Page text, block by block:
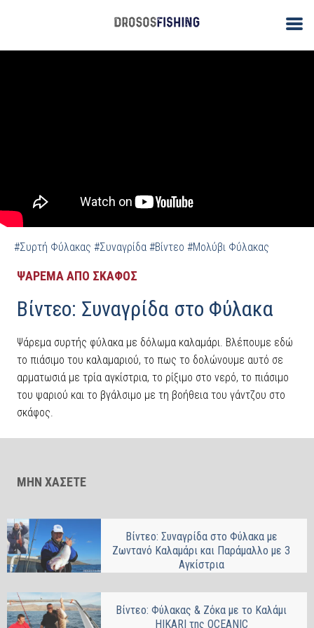
Ψάρεμα από Σκάφος/Βίντεο: Συναγρίδα στο Φύλακα
#Συρτή Φύλακας #Συναγρίδα #Βίντεο #Μολύβι Φύλακας
ΨΑΡΕΜΑ ΑΠΟ ΣΚΑΦΟΣ
Βίντεο: Συναγρίδα στο Φύλακα
Ψάρεμα συρτής φύλακα με δόλωμα καλαμάρι. Βλέπουμε εδώ
το πιάσιμο του καλαμαριού, το πως το δολώνουμε αυτό σε
αρματωσιά με τρία αγκίστρια, το ρίξιμο στο νερό, το πιάσιμο
του ψαριού και το βγάλσιμο με τη βοήθεια του γάντζου στο
σκάφος.
ΜΗΝ ΧΑΣΕΤΕ
Βίντεο: Συναγρίδα στο Φύλακα με
Ζωντανό Καλαμάρι και Παράμαλλο με 3
Αγκίστρια
Βίντεο: Φύλακας & Ζόκα με το Καλάμι
HIKARI της OCEANIC